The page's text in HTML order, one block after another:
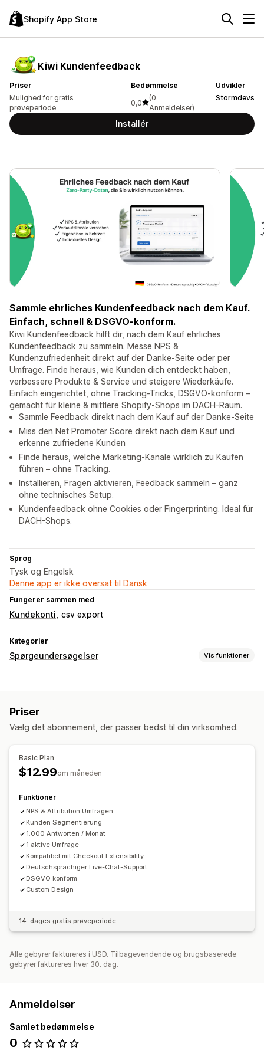
Shopify App Store
Kiwi Kundenfeedback
Priser
Mulighed for gratis
prøveperiode
Bedømmelse
0,0
(0
Anmeldelser)
Udvikler
Stormdevs
Installér
Sammle ehrliches Kundenfeedback nach dem Kauf.
Einfach, schnell & DSGVO-konform.
Kiwi Kundenfeedback hilft dir, nach dem Kauf ehrliches
Kundenfeedback zu sammeln. Messe NPS &
Kundenzufriedenheit direkt auf der Danke-Seite oder per
Umfrage. Finde heraus, wie Kunden dich entdeckt haben,
verbessere Produkte & Service und steigere Wiederkäufe.
Einfach eingerichtet, ohne Tracking-Tricks, DSGVO-konform –
gemacht für kleine & mittlere Shopify-Shops im DACH-Raum.
Sammle Feedback direkt nach dem Kauf auf der Danke-Seite
Miss den Net Promoter Score direkt nach dem Kauf und
erkenne zufriedene Kunden
Finde heraus, welche Marketing-Kanäle wirklich zu Käufen
führen – ohne Tracking.
Installieren, Fragen aktivieren, Feedback sammeln – ganz
ohne technisches Setup.
Kundenfeedback ohne Cookies oder Fingerprinting. Ideal für
DACH-Shops.
Sprog
Tysk og Engelsk
Denne app er ikke oversat til Dansk
Fungerer sammen med
Kundekonti csv export
Kategorier
Spørgeundersøgelser Vis funktioner
Flere sprog
Administration af indsendelser
Priser
Vælg det abonnement, der passer bedst til din virksomhed.
Basic Plan
$12.99om måneden
Funktioner
NPS & Attribution Umfragen
Kunden Segmentierung
1.000 Antworten / Monat
1 aktive Umfrage
Kompatibel mit Checkout Extensibility
Deutschsprachiger Live-Chat-Support
DSGVO konform
Custom Design
14-dages gratis prøveperiode
Alle gebyrer faktureres i USD. Tilbagevendende og brugsbaserede
gebyrer faktureres hver 30. dag.
Anmeldelser
Samlet bedømmelse
0